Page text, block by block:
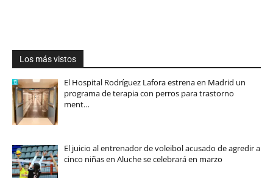
Los más vistos
El Hospital Rodríguez Lafora estrena en Madrid un
programa de terapia con perros para trastorno
ment…
El juicio al entrenador de voleibol acusado de agredir a
cinco niñas en Aluche se celebrará en marzo